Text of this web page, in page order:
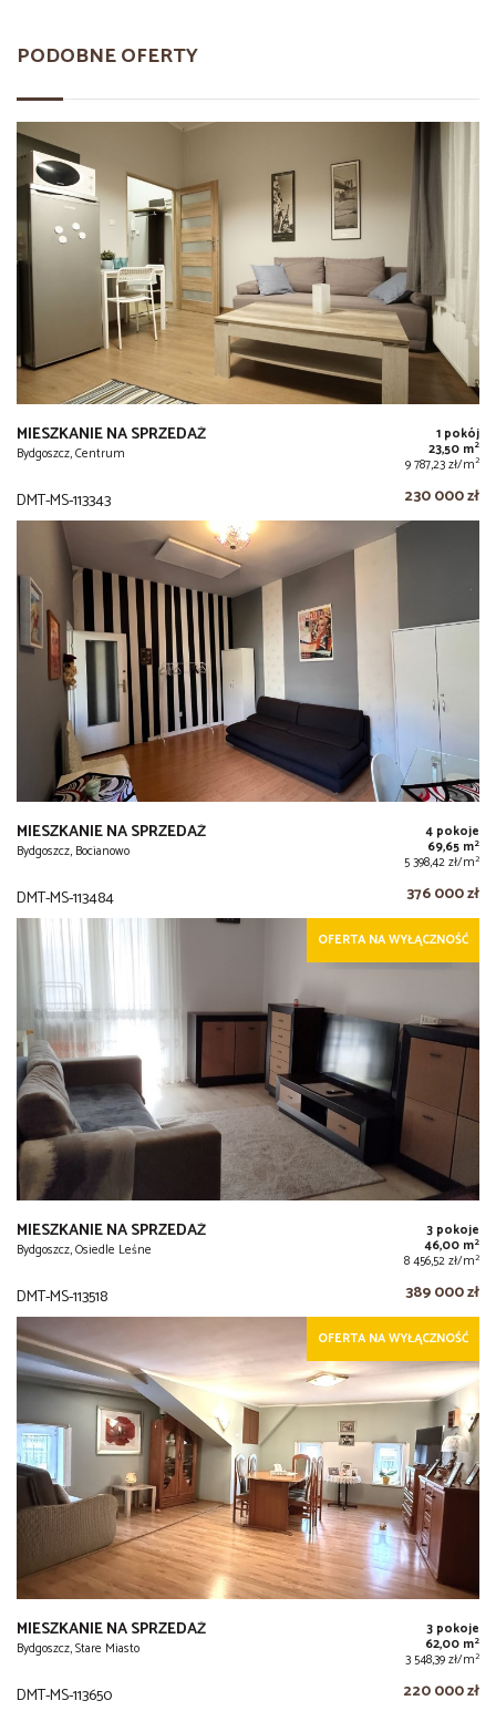
PODOBNE OFERTY
MIESZKANIE NA SPRZEDAŻ
Bydgoszcz, Centrum
1 pokój
23,50 m2
9 787,23 zł/m2
DMT-MS-113343 230 000 zł
MIESZKANIE NA SPRZEDAŻ
Bydgoszcz, Bocianowo
4 pokoje
69,65 m2
5 398,42 zł/m2
DMT-MS-113484 376 000 zł
OFERTA NA WYŁĄCZNOŚĆ
MIESZKANIE NA SPRZEDAŻ
Bydgoszcz, Osiedle Leśne
3 pokoje
46,00 m2
8 456,52 zł/m2
DMT-MS-113518 389 000 zł
OFERTA NA WYŁĄCZNOŚĆ
MIESZKANIE NA SPRZEDAŻ
Bydgoszcz, Stare Miasto
3 pokoje
62,00 m2
3 548,39 zł/m2
DMT-MS-113650 220 000 zł